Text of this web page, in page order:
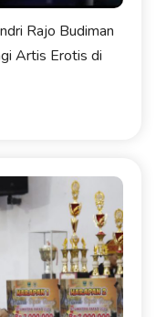
Rajo Budiman
Artis Erotis di